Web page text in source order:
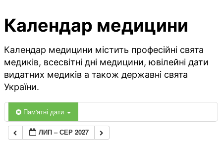
Календар медицини
Календар медицини містить професійні свята
медиків, всесвітні дні медицини, ювілейні дати
видатних медиків а також державні свята
України.
Пам'ятні дати
ЛИП – СЕР 2027